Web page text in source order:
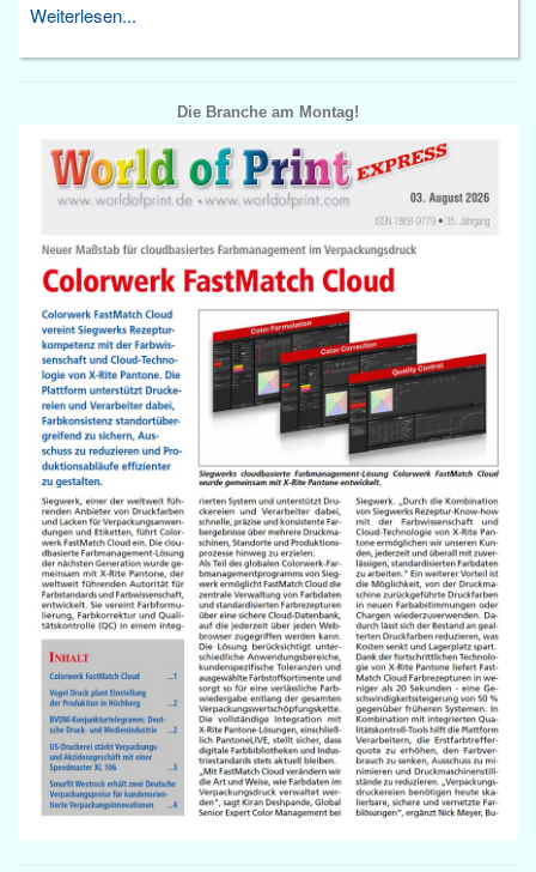
Weiterlesen...
Die Branche am Montag!